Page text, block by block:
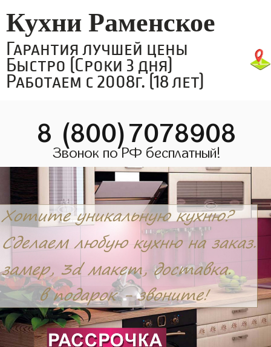
Кухни Раменское
Гарантия лучшей цены
Быстро (Сроки 3 дня)
Работаем с 2008г. (18 лет)
8 (800)7078908
Звонок по РФ бесплатный!